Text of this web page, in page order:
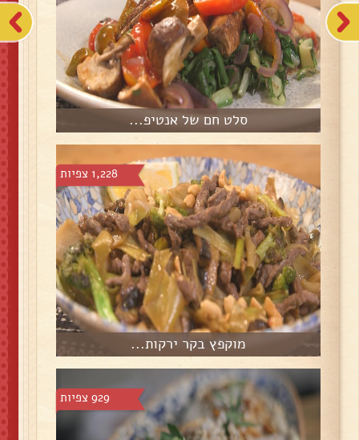
סלט חם של אנטיפ...
1,228 צפיות
מוקפץ בקר ירקות...
929 צפיות